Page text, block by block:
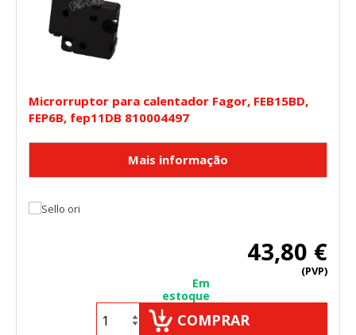
Microrruptor para calentador Fagor, FEB15BD,
FEP6B, fep11DB 810004497
43,80 €
(PVP)
Em
estoque
COMPRAR